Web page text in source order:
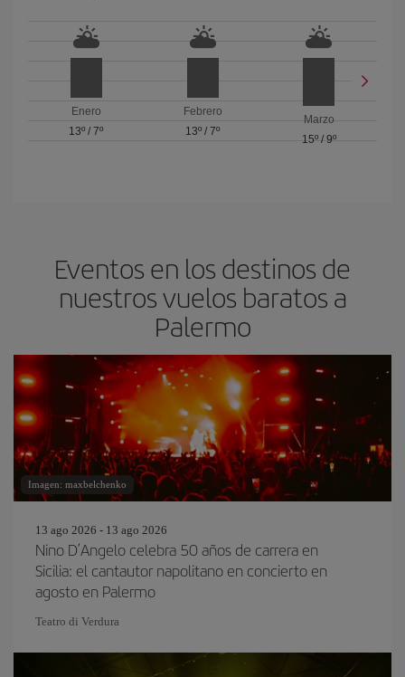
Enero
13º /7º
Febrero
13º / 7º
Marzo
15º/ 9º
Eventos en los destinos de
nuestros vuelos baratos a
Palermo
Imagen: maxbelchenko
13 ago 2026 - 13 ago 2026
Nino D’Angelo celebra 50 años de carrera en
Sicilia: el cantautor napolitano en concierto en
agosto en Palermo
Teatro di Verdura